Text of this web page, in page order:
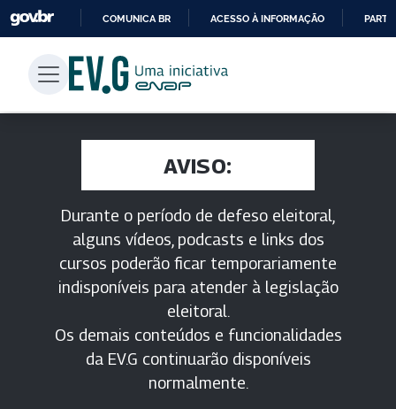
PARA
CONTEÚDO
COMUNICA BR ACESSO À INFORMAÇÃO
AVISO:
Durante o período de defeso eleitoral,
alguns vídeos, podcasts e links dos
cursos poderão ficar temporariamente
indisponíveis para atender à legislação
eleitoral.
Os demais conteúdos e funcionalidades
da EV.G continuarão disponíveis
normalmente.